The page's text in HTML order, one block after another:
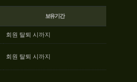
보유기간
회원 탈퇴 시까지
회원 탈퇴 시까지